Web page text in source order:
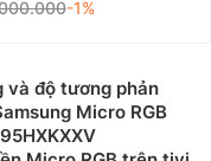
-1%
và độ tương phản
Micro RGB